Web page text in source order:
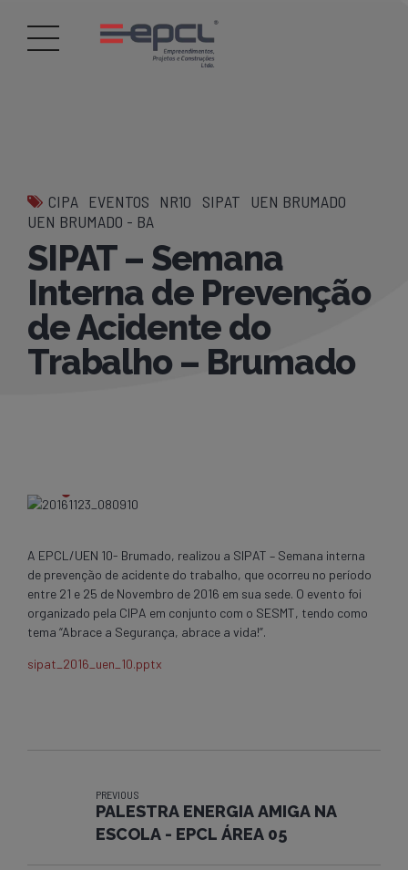
CIPA EVENTOS NR10 SIPAT
UEN BRUMADO
UEN BRUMADO - BA
SIPAT – Semana
Interna de Prevenção
de Acidente do
Trabalho – Brumado
A EPCL/UEN 10- Brumado, realizou a SIPAT – Semana interna
de prevenção de acidente do trabalho, que ocorreu no período
entre 21 e 25 de Novembro de 2016 em sua sede. O evento foi
organizado pela CIPA em conjunto com o SESMT, tendo como
tema “Abrace a Segurança, abrace a vida!”.
sipat_2016_uen_10.pptx
PREVIOUS
PALESTRA ENERGIA AMIGA NA
ESCOLA - EPCL ÁREA 05